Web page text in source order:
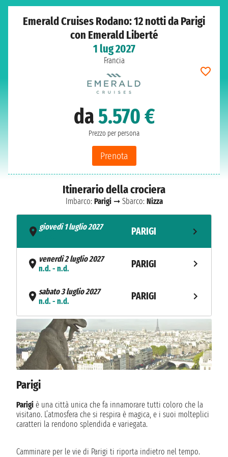
Emerald Cruises Rodano: 12 notti da Parigi
con Emerald Liberté
1 lug 2027
Francia
da5.570 €
Prezzo per persona
Prenota
Itinerario della crociera
Imbarco: Parigi➞ Sbarco: Nizza
giovedì 1 luglio 2027
PARIGI
venerdì 2 luglio 2027
n.d. - n.d.
PARIGI
sabato 3 luglio 2027
n.d. - n.d.
PARIGI
domenica 4 luglio 2027
n.d. - n.d.
LIONE
lunedì 5 luglio 2027
n.d. - n.d.
MACON
martedì 6 luglio 2027
mercoledì 7 luglio 2027
VIVIERS
giovedì 8 luglio 2027
Parigi
Parigi è una città unica che fa innamorare tutti coloro che la
visitano. L’atmosfera che si respira è magica, e i suoi molteplici
caratteri la rendono splendida e variegata.
Camminare per le vie di Parigi ti riporta indietro nel tempo.